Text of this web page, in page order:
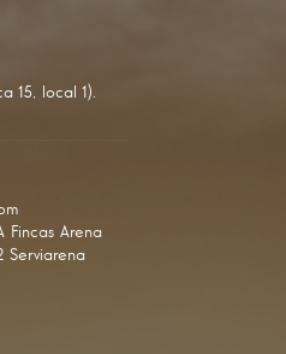
15, local 1).
Fincas Arena
Serviarena